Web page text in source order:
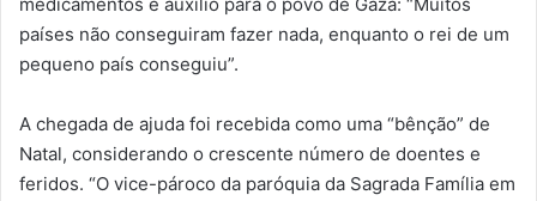
países não conseguiram fazer nada, enquanto o rei de um
pequeno país conseguiu”.
A chegada de ajuda foi recebida como uma “bênção” de
Natal, considerando o crescente número de doentes e
feridos. “O vice-pároco da paróquia da Sagrada Família em